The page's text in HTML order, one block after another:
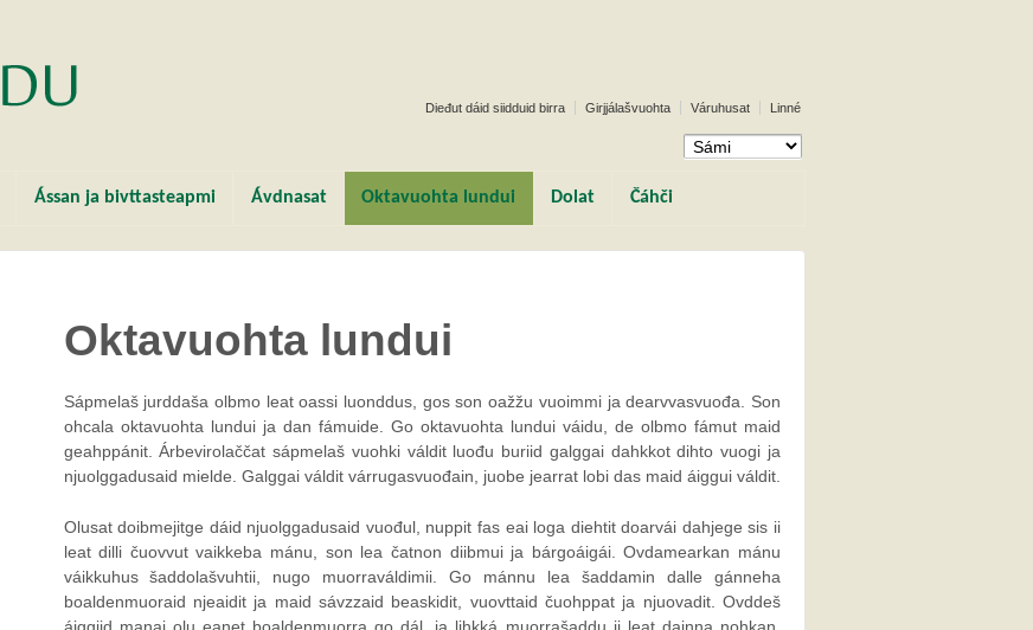
Dieđut dáid siidduid birra Girjjálašvuohta Váruhusat Linné
Ássan ja bivttasteapmi Ávdnasat Oktavuohta lundui Dolat Čáhči
Oktavuohta lundui
Sápmelaš jurddaša olbmo leat oassi luonddus, gos son oažžu vuoimmi ja dearvvasvuođa. Son
ohcala oktavuohta lundui ja dan fámuide. Go oktavuohta lundui váidu, de olbmo fámut maid
geahppánit. Árbevirolaččat sápmelaš vuohki váldit luođu buriid galggai dahkkot dihto vuogi ja
njuolggadusaid mielde. Galggai váldit várrugasvuođain, juobe jearrat lobi das maid áiggui váldit.
Olusat doibmejitge dáid njuolggadusaid vuođul, nuppit fas eai loga diehtit doarvái dahjege sis ii
leat dilli čuovvut vaikkeba mánu, son lea čatnon diibmui ja bárgoáigái. Ovdamearkan mánu
váikkuhus šaddolašvuhtii, nugo muorraváldimii. Go mánnu lea šaddamin dalle gánneha
boaldenmuoraid njeaidit ja maid sávzzaid beaskidit, vuovttaid čuohppat ja njuovadit. Ovddeš